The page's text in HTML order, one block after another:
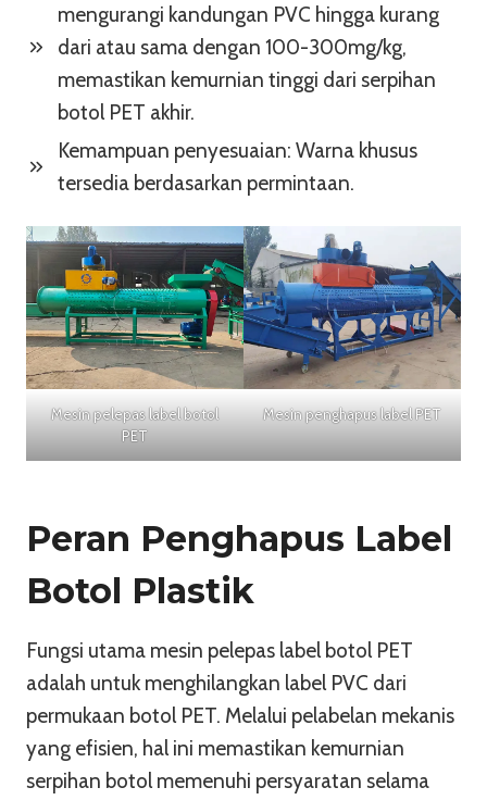
mengurangi kandungan PVC hingga kurang
dari atau sama dengan 100-300mg/kg,
memastikan kemurnian tinggi dari serpihan
botol PET akhir.
Kemampuan penyesuaian: Warna khusus
tersedia berdasarkan permintaan.
Mesin pelepas label botol
PET
Mesin penghapus label PET
Peran Penghapus Label
Botol Plastik
Fungsi utama mesin pelepas label botol PET
adalah untuk menghilangkan label PVC dari
permukaan botol PET. Melalui pelabelan mekanis
yang efisien, hal ini memastikan kemurnian
serpihan botol memenuhi persyaratan selama